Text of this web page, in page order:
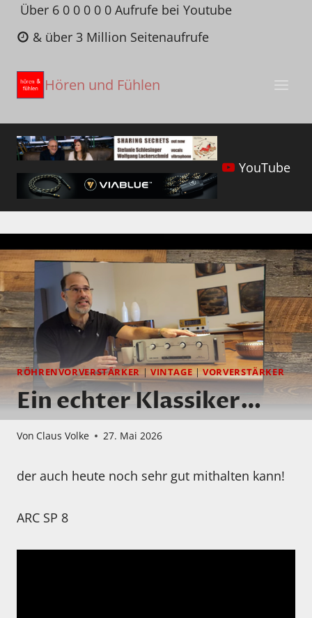
Zum
Inhalt
springen
Über 6 0 0 0 0 0 Aufrufe bei Youtube
& über 3 Million Seitenaufrufe
Hören und Fühlen
YouTube
RÖHRENVORVERSTÄRKER | VINTAGE|VORVERSTÄRKER
Ein echter Klassiker…
Von Claus Volke 27. Mai 2026
der auch heute noch sehr gut mithalten kann!
ARC SP 8